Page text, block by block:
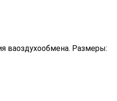
ваоздухообмена. Размеры: